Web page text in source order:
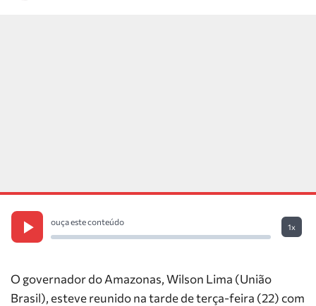
ouça este conteúdo
1x
O governador do Amazonas, Wilson Lima (União
Brasil), esteve reunido na tarde de terça-feira (22) com